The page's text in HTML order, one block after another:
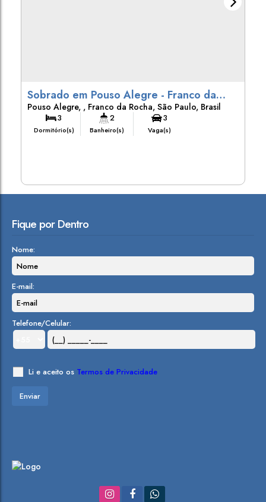
Sobrado em Pouso Alegre - Franco da
Rocha
Pouso Alegre , Franco da Rocha, São Paulo, Brasil
3
Dormitório(s)
2
Banheiro(s)
3
Vaga(s)
Fique por Dentro
Nome:
E-mail:
Telefone/Celular:
Li e aceito os Termos de Privacidade